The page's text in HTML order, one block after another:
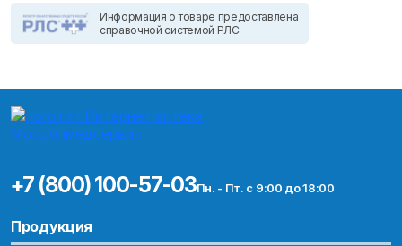
Информация о товаре предоставлена
справочной системой РЛС
+7 (800) 100-57-03Пн. - Пт. с 9:00 до 18:00
Продукция